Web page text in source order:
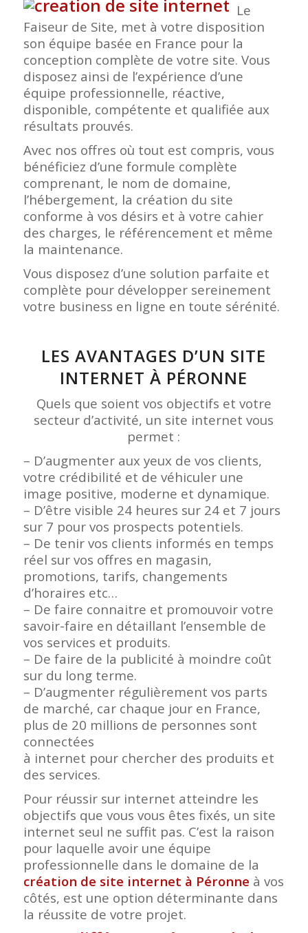
Le
Faiseur de Site, met à votre disposition
son équipe basée en France pour la
conception complète de votre site. Vous
disposez ainsi de l’expérience d’une
équipe professionnelle, réactive,
disponible, compétente et qualifiée aux
résultats prouvés.
Avec nos offres où tout est compris, vous
bénéficiez d’une formule complète
comprenant, le nom de domaine,
l’hébergement, la création du site
conforme à vos désirs et à votre cahier
des charges, le référencement et même
la maintenance.
Vous disposez d’une solution parfaite et
complète pour développer sereinement
votre business en ligne en toute sérénité.
LES AVANTAGES D’UN SITE
INTERNET À PÉRONNE
Quels que soient vos objectifs et votre
secteur d’activité, un site internet vous
permet :
– D’augmenter aux yeux de vos clients,
votre crédibilité et de véhiculer une
image positive, moderne et dynamique.
– D’être visible 24 heures sur 24 et 7 jours
sur 7 pour vos prospects potentiels.
– De tenir vos clients informés en temps
réel sur vos offres en magasin,
promotions, tarifs, changements
d’horaires etc…
– De faire connaitre et promouvoir votre
savoir-faire en détaillant l’ensemble de
vos services et produits.
– De faire de la publicité à moindre coût
sur du long terme.
– D’augmenter régulièrement vos parts
de marché, car chaque jour en France,
plus de 20 millions de personnes sont
connectées
à internet pour chercher des produits et
des services.
Pour réussir sur internet atteindre les
objectifs que vous vous êtes fixés, un site
internet seul ne suffit pas. C’est la raison
pour laquelle avoir une équipe
professionnelle dans le domaine de la
création de site internet à Péronne à vos
côtés, est une option déterminante dans
la réussite de votre projet.